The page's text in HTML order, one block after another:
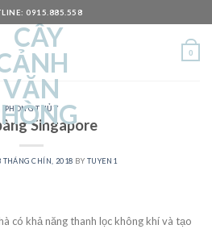
0915.885.558
0
PHONG THỦY
Singapore
THÁNG CHÍN, 2018 BY TUYEN1
có khả năng thanh lọc không khí và tạo